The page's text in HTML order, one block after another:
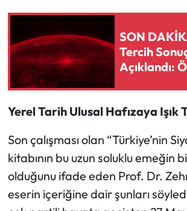
SON
Tercih
Açıklandı:
Yerel Tarih Ulusal Hafızaya Işık
Son çalışması olan “Türkiye’nin
kitabının bu uzun soluklu emeğin
olduğunu ifade eden Prof. Dr.
eserin içeriğine dair şunları